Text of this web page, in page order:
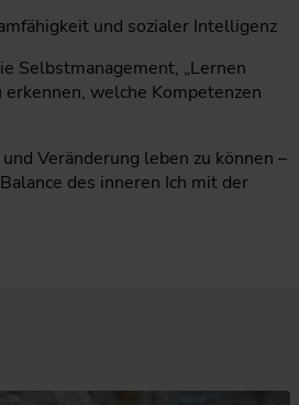
und sozialer Intelligenz
Selbstmanagement, „Lernen
erkennen, welche Kompetenzen
Veränderung leben zu können –
des inneren Ich mit der